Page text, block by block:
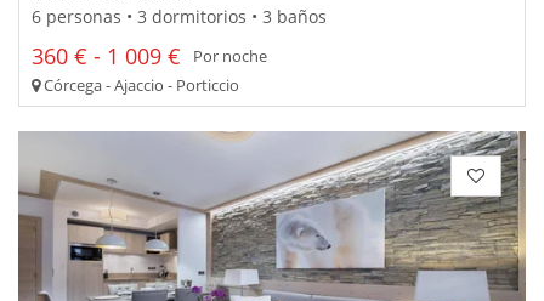
6 personas • 3 dormitorios • 3 baños
360 € - 1 009 €
Por noche
Córcega - Ajaccio - Porticcio